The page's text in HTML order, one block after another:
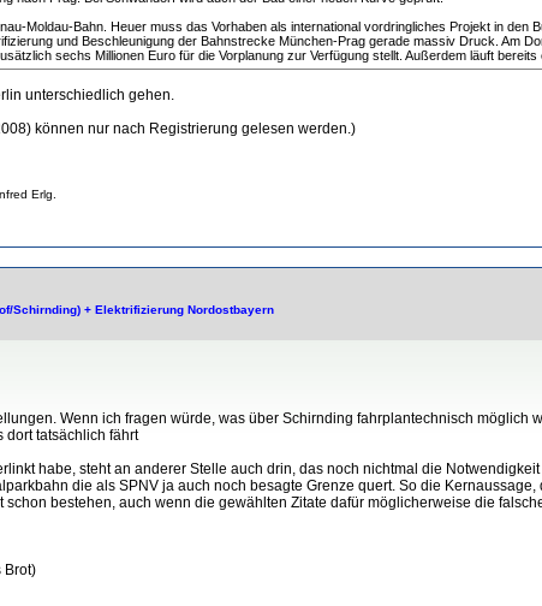
Moldau-Bahn. Heuer muss das Vorhaben als international vordringliches Projekt in
und Beschleunigung der Bahnstrecke München-Prag gerade massiv Druck. Am
sechs Millionen Euro für die Vorplanung zur Verfügung stellt. Außerdem läuft
unterschiedlich gehen.
können nur nach Registrierung gelesen werden.)
Erlg.
Schirnding) + Elektrifizierung Nordostbayern
Wenn ich fragen würde, was über Schirnding fahrplantechnisch möglich
dort tatsächlich fährt
habe, steht an anderer Stelle auch drin, das noch nichtmal die
die als SPNV ja auch noch besagte Grenze quert. So die
bestehen, auch wenn die gewählten Zitate dafür möglicherweise die
Brot)